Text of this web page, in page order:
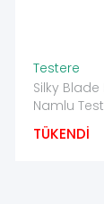
Testere
Silky Blade
Namlu
TÜKENDİ